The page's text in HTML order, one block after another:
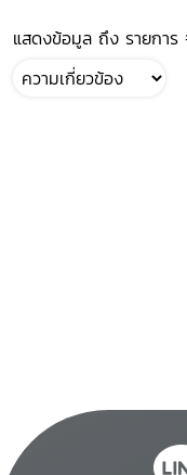
แสดงข้อมูล ถึง รายกา